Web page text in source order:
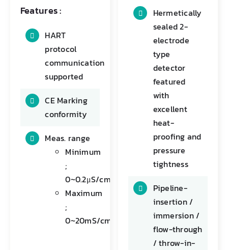
Features :
HART
protocol
communication
supported
CE Marking
conformity
Meas. range
Minimum
;
0~0.2μS/cm
Maximum
;
0~20mS/cm
Hermetically
sealed 2-
electrode
type
detector
featured
with
excellent
heat-
proofing and
pressure
tightness
Pipeline-
insertion /
immersion /
flow-through
/ throw-in-